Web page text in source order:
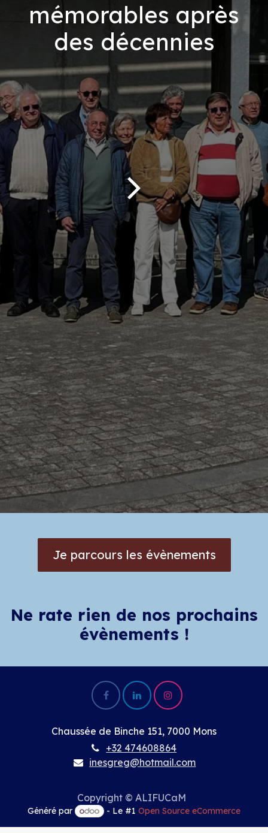
mémorables après
des décennies
Je parcours les évènements
Ne rate rien de nos prochains
évènements !
Chaussée de Binche 151, 7000 Mons
+32 474608864
inesgreg@hotmail.com
Copyright © ALIFUCaM
Généré par - Le #1 Open Source eCommerce